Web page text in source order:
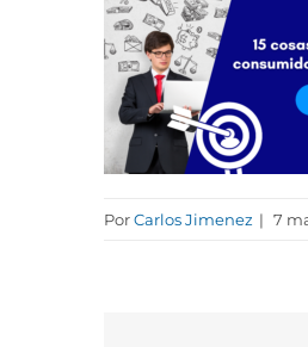
PorCarlos Jimenez | 7